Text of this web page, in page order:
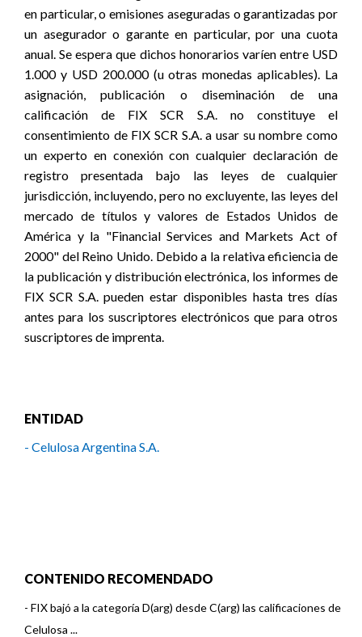
ENTIDAD
- Celulosa Argentina S.A.
CONTENIDO RECOMENDADO
- FIX bajó a la categoría D(arg) desde C(arg) las calificaciones de
Celulosa ...